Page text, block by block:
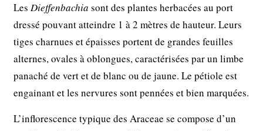
LesDieffenbachia sont des plantes herbacées au port
dressé pouvant atteindre 1 à 2 mètres de hauteur. Leurs
tiges charnues et épaisses portent de grandes feuilles
alternes, ovales à oblongues, caractérisées par un limbe
panaché de vert et de blanc ou de jaune. Le pétiole est
engainant et les nervures sont pennées et bien marquées.
L’inflorescence typique des Araceae se compose d’un